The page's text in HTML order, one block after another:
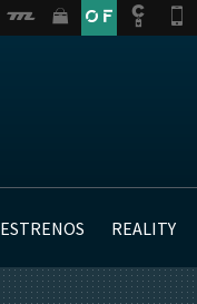
ESTRENOS REALITY